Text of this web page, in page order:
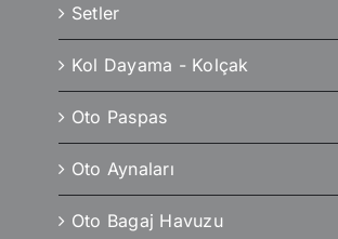
Setler
Kol Dayama - Kolçak
Oto Paspas
Oto Aynaları
Oto Bagaj Havuzu